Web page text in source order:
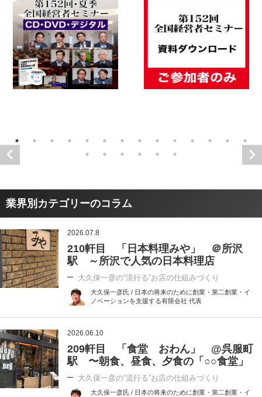
業界別カテゴリーのコラム
2026.07.8
210軒目 「日本料理みや」 ＠所沢
駅 ～所沢で人気の日本料理店
大久保一彦の“流行る”お店の仕組みづくり
大久保一彦氏 / 日本の将来のために創業・第二創業・イ
ノベーションを支援する有限会社 代表
2026.06.10
209軒目 「食堂 おわん」 @呉服町
駅 〜朝食、昼食、夕食の「○○食堂」
大久保一彦の“流行る”お店の仕組みづくり
大久保一彦氏 / 日本の将来のために創業・第二創業・イ